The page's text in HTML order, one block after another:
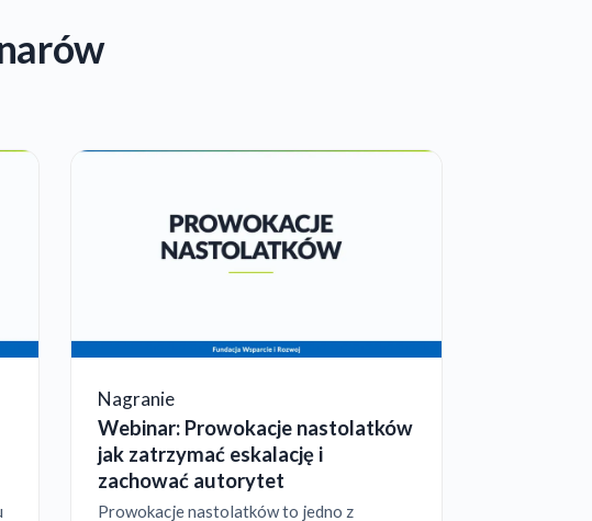
Nagranie
Webinar: Prowokacje nastolatków
jak zatrzymać eskalację i
zachować autorytet
Prowokacje nastolatków to jedno z